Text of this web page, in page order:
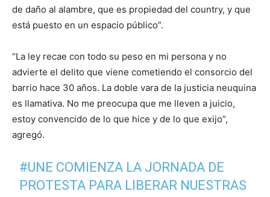
de daño al alambre, que es propiedad del country, y que
está puesto en un espacio público”.
“La ley recae con todo su peso en mi persona y no
advierte el delito que viene cometiendo el consorcio del
barrio hace 30 años. La doble vara de la justicia neuquina
es llamativa. No me preocupa que me lleven a juicio,
estoy convencido de lo que hice y de lo que exijo”,
agregó.
#UNE COMIENZA LA JORNADA DE
PROTESTA PARA LIBERAR NUESTRAS